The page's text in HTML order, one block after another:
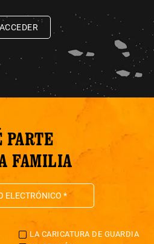
ACCEDER
PARTE
FAMILIA
LA CARICATURA DE GUARDIA